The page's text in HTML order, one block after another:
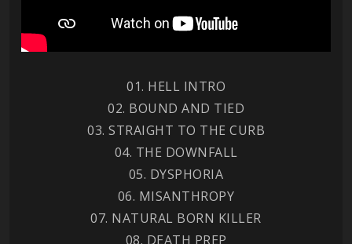
01. HELL INTRO
02. BOUND AND TIED
03. STRAIGHT TO THE CURB
04. THE DOWNFALL
05. DYSPHORIA
06. MISANTHROPY
07. NATURAL BORN KILLER
08. DEATH PREP